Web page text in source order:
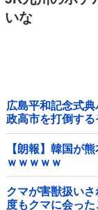
いな
広島平和記念式
政高市を打倒する
【朗報】韓国が
ｗｗｗｗｗ
クマが害獣扱い
度もクマに会っ